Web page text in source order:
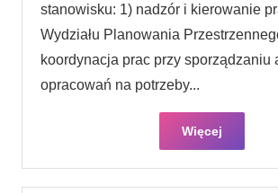
stanowisku: 1) nadzór i kierowanie
Wydziału Planowania
koordynacja prac przy sporządzaniu
opracowań na potrzeby...
Więcej